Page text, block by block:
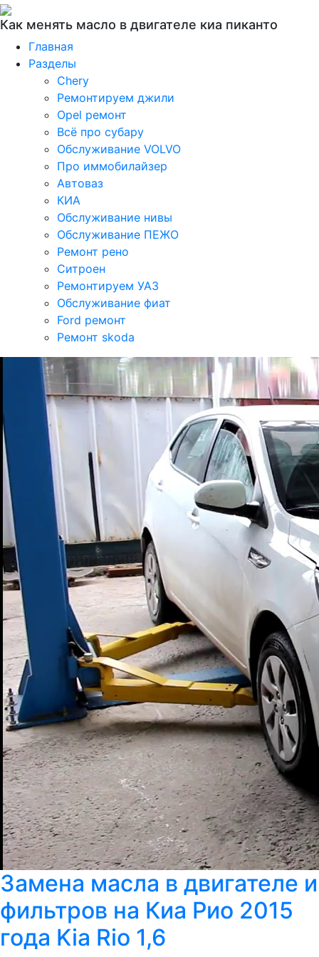
Как менять масло в двигателе киа пиканто
Главная
Разделы
Chery
Ремонтируем джили
Opel ремонт
Всё про субару
Обслуживание VOLVO
Про иммобилайзер
Автоваз
КИА
Обслуживание нивы
Обслуживание ПЕЖО
Ремонт рено
Ситроен
Ремонтируем УАЗ
Обслуживание фиат
Ford ремонт
Ремонт skoda
Замена масла в двигателе и
фильтров на Киа Рио 2015
года Kia Rio 1,6